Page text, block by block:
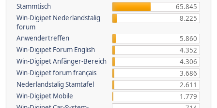
Stammtisch
65.845
Win-Digipet Nederlandstalig
forum
8.225
Anwendertreffen
5.860
Win-Digipet Forum English
4.352
Win-Digipet Anfänger-Bereich
4.306
Win-Digipet forum français
3.686
Nederlandstalig Stamtafel
2.611
Win-Digipet Mobile
1.779